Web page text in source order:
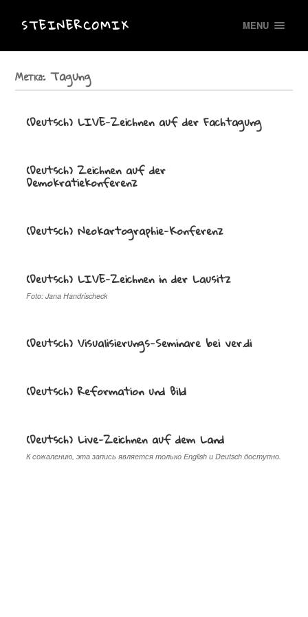
STEINERCOMIX MENU
Метка:Tagung
(Deutsch) LIVE-Zeichnen auf der Fachtagung
(Deutsch) Zeichnen auf der
Demokratiekonferenz
(Deutsch) Neokartographie-Konferenz
(Deutsch) LIVE-Zeichnen in der Lausitz
Foto: Jana Handrischeck
(Deutsch) Visualisierungs-Seminare bei ver.di
(Deutsch) Reformation und Bild
(Deutsch) Live-Zeichnen auf dem Land
К сожалению, эта запись является только English и Deutsch доступно.